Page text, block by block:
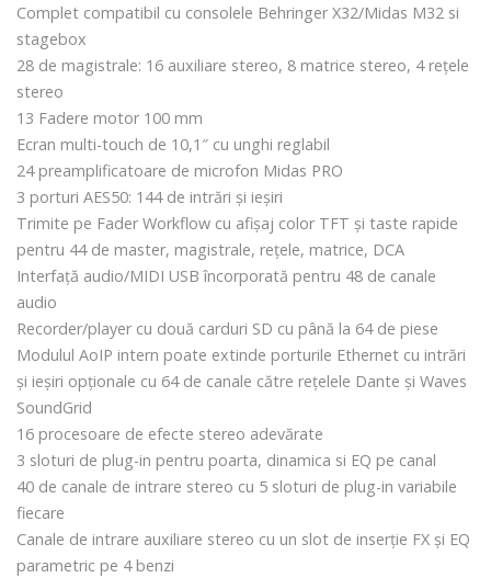
Complet compatibil cu consolele Behringer X32/Midas M32 si
stagebox
28 de magistrale: 16 auxiliare stereo, 8 matrice stereo, 4 rețele
stereo
13 Fadere motor 100 mm
Ecran multi-touch de 10,1″ cu unghi reglabil
24 preamplificatoare de microfon Midas PRO
3 porturi AES50: 144 de intrări și ieșiri
Trimite pe Fader Workflow cu afișaj color TFT și taste rapide
pentru 44 de master, magistrale, rețele, matrice, DCA
Interfață audio/MIDI USB încorporată pentru 48 de canale
audio
Recorder/player cu două carduri SD cu până la 64 de piese
Modulul AoIP intern poate extinde porturile Ethernet cu intrări
și ieșiri opționale cu 64 de canale către rețelele Dante și Waves
SoundGrid
16 procesoare de efecte stereo adevărate
3 sloturi de plug-in pentru poarta, dinamica si EQ pe canal
40 de canale de intrare stereo cu 5 sloturi de plug-in variabile
fiecare
Canale de intrare auxiliare stereo cu un slot de inserție FX și EQ
parametric pe 4 benzi